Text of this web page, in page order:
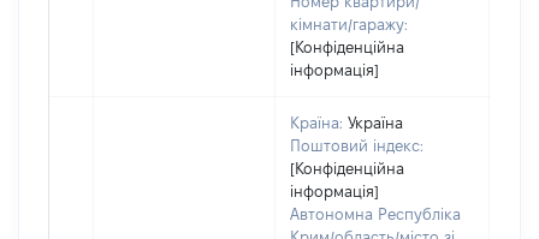
кімнати/гаражу:
[Конфіденційна
інформація]
Країна: Україна
Поштовий індекс:
[Конфіденційна
інформація]
Автономна Республіка